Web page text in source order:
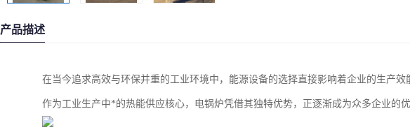
产品描述
在当今追求高效与环保并重的工业环境中，能源设备的选择直接影响着企业的生产效
作为工业生产中*的热能供应核心，电锅炉凭借其独特优势，正逐渐成为众多企业的